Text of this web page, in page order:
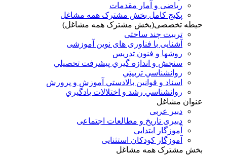
ریاضی و آمار مقدمات
پکیج کامل بخش مشترک همه مشاغل
حیطه تخصصی(بخش مشترک همه مشاغل)
تربیت چند ساحتی
آشنایی با فناوری های نوین آموزشی
روشها و فنون تدريس
سنجش و اندازه گيري پيشرفت تحصيلي
روانشناسي تربيتي
اسناد و قوانين بالادستي آموزش و پرورش
روانشناسي رشد و اختلالات يادگيري
عنوان مشاغل
دبير عربی
دبیری تاریخ و مطالعات اجتماعی
آموزگار ابتدایی
آموزگار کودکان استثنایی
بخش مشترک همه مشاغل